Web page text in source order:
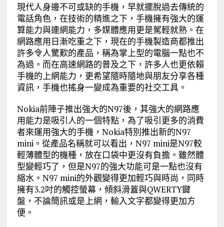
現代人身邊不可或缺的手機，早就擺脫過去傳統的
電話角色，在技術的精進之下，手機擁有強大的運
算能力與連網能力，多媒體應用更是駕輕就熟。在
網路應用日漸吃重之下，現在的手機製造商都推出
許多令人驚歎的產品，稱為掌上型的電腦一點也不
為過。而在高速網路的普及之下，許多人也更依賴
手機的上網能力，更希望隨時隨地與朋友分享各種
資訊，手機也搖身一變成為重要的社交工具。
Nokia前陣子推出強大的N97後，其強大的網路應
用能力是吸引人的一個特點，為了吸引更多的消費
者來運用強大的手機，Nokia特別推出新的N97
mini。從產品名稱就可以看出，N97 mini是N97較
輕薄體型的機種，放在口袋中更沒有負擔。雖然體
型變輕巧了，但是N97的強大功能可是一點也沒有
縮水。N97 mini的外觀變得更加輕巧與時尚，同時
擁有3.2吋的觸控螢幕，傾斜滑蓋與QWERTY鍵
盤，不論簡訊或是上網，輸入文字都變得更加方
便。